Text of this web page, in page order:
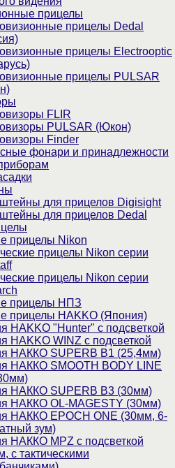
прицелы
прицелы Dedal
прицелы Electrooptic
прицелы PULSAR
FLIR
PULSAR (Юкон)
Finder
фонари и принадлежности
для прицелов Digisight
для прицелов Dedal
прицелы Nikon
прицелы Nikon серии
прицелы Nikon серии
прицелы НПЗ
прицелы HAKKO (Япония)
HAKKO "Hunter" с подсветкой
НAKKO WINZ с подсветкой
НАККО SUPERB B1 (25,4мм)
НАККО SMOOTH BODY LINE
НАККО SUPERB B3 (30мм)
НАККО OL-MAGESTY (30мм)
НАККО EPOCH ONE (30мм, 6-
зум)
НАККО MPZ с подсветкой
c тактическими